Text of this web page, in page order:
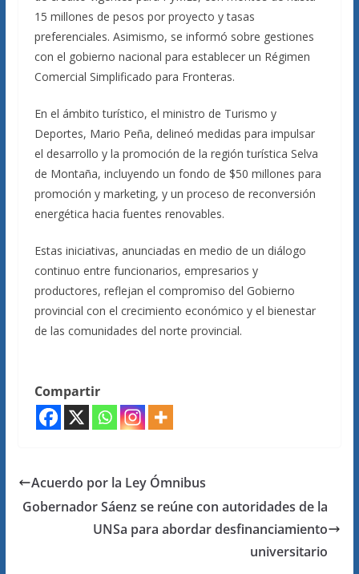
15 millones de pesos por proyecto y tasas
preferenciales. Asimismo, se informó sobre gestiones
con el gobierno nacional para establecer un Régimen
Comercial Simplificado para Fronteras.
En el ámbito turístico, el ministro de Turismo y
Deportes, Mario Peña, delineó medidas para impulsar
el desarrollo y la promoción de la región turística Selva
de Montaña, incluyendo un fondo de $50 millones para
promoción y marketing, y un proceso de reconversión
energética hacia fuentes renovables.
Estas iniciativas, anunciadas en medio de un diálogo
continuo entre funcionarios, empresarios y
productores, reflejan el compromiso del Gobierno
provincial con el crecimiento económico y el bienestar
de las comunidades del norte provincial.
Compartir
Acuerdo por la Ley Ómnibus
Gobernador Sáenz se reúne con autoridades de la
UNSa para abordar desfinanciamiento
universitario